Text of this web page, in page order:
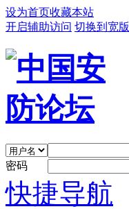
设为首页收藏本站
开启辅助访问 切换到宽版
密码
快捷导航